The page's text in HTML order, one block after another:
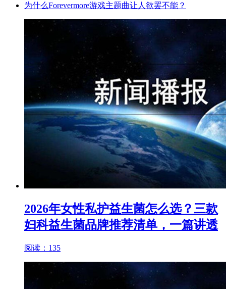
为什么Forevermore游戏主题曲让人欲罢不能？
2026年女性私护益生菌怎么选？三款
妇科益生菌品牌推荐清单，一篇讲透
阅读：135